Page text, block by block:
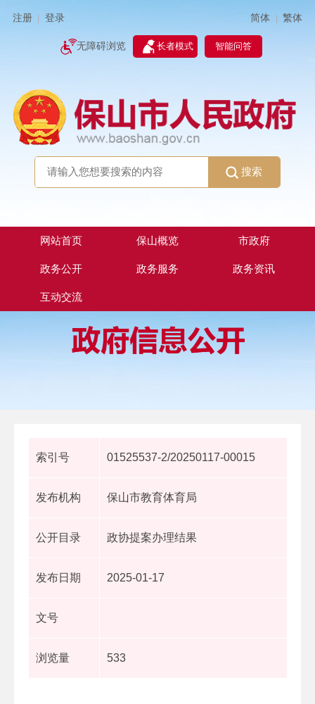
注册 登录 简体 | 繁体
无障碍浏览 长者模式 智能问答
搜索
网站首页 保山概览 市政府
政务公开 政务服务 政务资讯
互动交流
索引号 01525537-2/20250117-00015
发布机构 保山市教育体育局
公开目录 政协提案办理结果
发布日期 2025-01-17
文号
浏览量 533